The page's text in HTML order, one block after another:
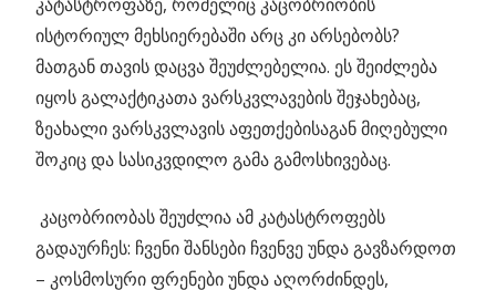
ისტორიულ მეხსიერებაში არც კი არსებობს?
მათგან თავის დაცვა შეუძლებელია. ეს შეიძლება
იყოს გალაქტიკათა ვარსკვლავების შეჯახებაც,
ზეახალი ვარსკვლავის აფეთქებისაგან მიღებული
შოკიც და სასიკვდილო გამა გამოსხივებაც.
კაცობრიობას შეუძლია ამ კატასტროფებს
გადაურჩეს: ჩვენი შანსები ჩვენვე უნდა გავზარდოთ
– კოსმოსური ფრენები უნდა აღორძინდეს,